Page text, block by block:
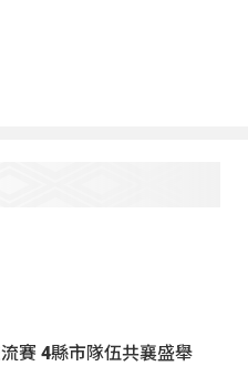
賽 4縣市隊伍共襄盛舉